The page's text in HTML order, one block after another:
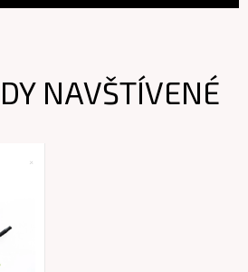
NAVŠTÍVENÉ